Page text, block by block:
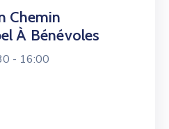
Chemin
À Bénévoles
- 16:00